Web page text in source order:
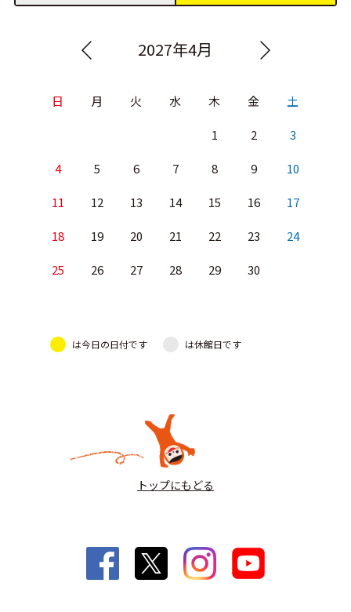
2027年4月
日 月 火 水 木 金 土
1 2 3
4 5 6 7 8 9 10
11 12 13 14 15 16 17
18 19 20 21 22 23 24
25 26 27 28 29 30
は今日の日付です は休館日です
トップにもどる